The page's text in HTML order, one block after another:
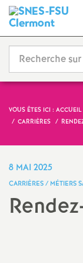
VOUS ÊTES ICI : ACCUEIL
CARRIÈRES
8 MAI 2025
CARRIÈRES / MÉTIERS